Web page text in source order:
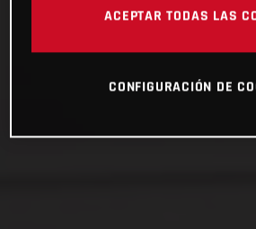
ACEPTAR TODAS LAS
CONFIGURACIÓN DE